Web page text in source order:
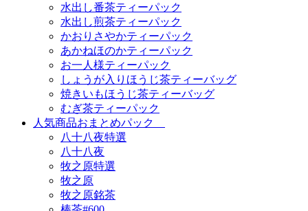
水出し番茶ティーパック
水出し煎茶ティーパック
かおりさやかティーパック
あかねほのかティーパック
お一人様ティーパック
しょうが入りほうじ茶ティーバッグ
焼きいもほうじ茶ティーバッグ
むぎ茶ティーパック
人気商品おまとめパック
八十八夜特選
八十八夜
牧之原特選
牧之原
牧之原銘茶